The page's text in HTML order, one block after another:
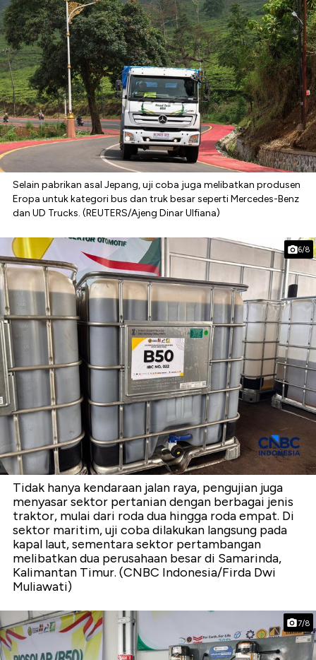
Selain pabrikan asal Jepang, uji coba juga melibatkan produsen
Eropa untuk kategori bus dan truk besar seperti Mercedes-Benz
dan UD Trucks. (REUTERS/Ajeng Dinar Ulfiana)
6/8
Tidak hanya kendaraan jalan raya, pengujian juga
menyasar sektor pertanian dengan berbagai jenis
traktor, mulai dari roda dua hingga roda empat. Di
sektor maritim, uji coba dilakukan langsung pada
kapal laut, sementara sektor pertambangan
melibatkan dua perusahaan besar di Samarinda,
Kalimantan Timur. (CNBC Indonesia/Firda Dwi
Muliawati)
7/8